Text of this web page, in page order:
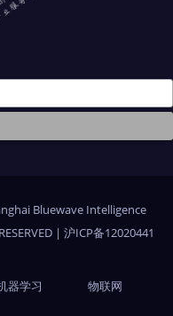
Bluewave Intelligence
| 沪ICP备12020441
器学习 物联网